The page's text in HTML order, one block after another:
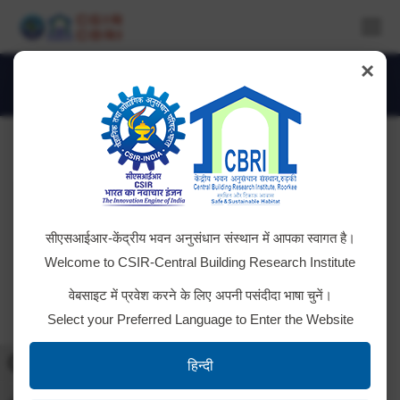
IMG_4346
You are here:
×
सीएसआईआर-केंद्रीय भवन अनुसंधान संस्थान में आपका स्वागत है।
Welcome to CSIR-Central Building Research Institute
वेबसाइट में प्रवेश करने के लिए अपनी पसंदीदा भाषा चुनें।
Select your Preferred Language to Enter the Website
हिन्दी